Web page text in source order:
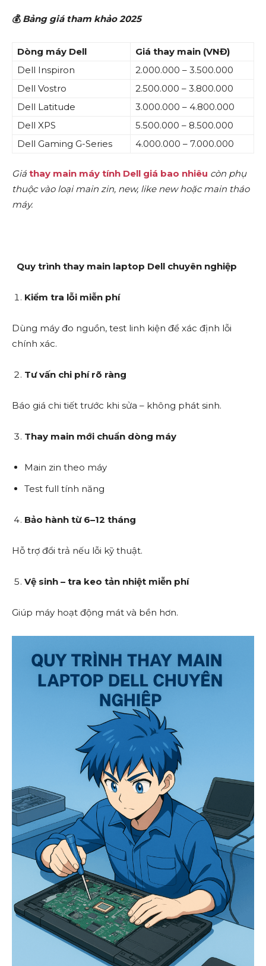
💰 Bảng giá tham khảo 2025
Dòng máy Dell
Giá thay main (VNĐ)
Dell Inspiron
2.000.000 – 3.500.000
Dell Vostro
2.500.000 – 3.800.000
Dell Latitude
3.000.000 – 4.800.000
Dell XPS
5.500.000 – 8.500.000
Dell Gaming G-Series
4.000.000 – 7.000.000
Giá thay main máy tính Dell giá bao nhiêu còn phụ
thuộc vào loại main zin, new, like new hoặc main tháo
máy.
Quy trình thay main laptop Dell chuyên nghiệp
Kiểm tra lỗi miễn phí
Dùng máy đo nguồn, test linh kiện để xác định lỗi
chính xác.
Tư vấn chi phí rõ ràng
Báo giá chi tiết trước khi sửa – không phát sinh.
Thay main mới chuẩn dòng máy
Main zin theo máy
Test full tính năng
Bảo hành từ 6–12 tháng
Hỗ trợ đổi trả nếu lỗi kỹ thuật.
Vệ sinh – tra keo tản nhiệt miễn phí
Giúp máy hoạt động mát và bền hơn.